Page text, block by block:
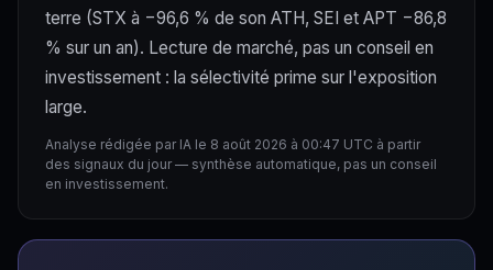
terre (STX à −96,6 % de son ATH, SEI et APT −86,8
% sur un an). Lecture de marché, pas un conseil en
investissement : la sélectivité prime sur l'exposition
large.
Analyse rédigée par IA le 8 août 2026 à 00:47 UTC à partir
des signaux du jour — synthèse automatique, pas un conseil
en investissement.